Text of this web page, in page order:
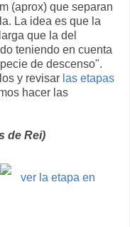
(aprox) que separan
La idea es que la
que la del
teniendo en cuenta
de descenso".
y revisar las etapas
hacer las
de Rei)
ver la etapa en